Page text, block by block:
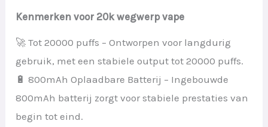
Kenmerken voor 20k wegwerp vape
🚀 Tot 20000 puffs – Ontworpen voor langdurig
gebruik, met een stabiele output tot 20000 puffs.
🔋 800mAh Oplaadbare Batterij – Ingebouwde
800mAh batterij zorgt voor stabiele prestaties van
begin tot eind.